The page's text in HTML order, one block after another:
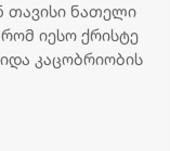
თავისი ნათელი
იესო ქრისტე
კაცობრიობის